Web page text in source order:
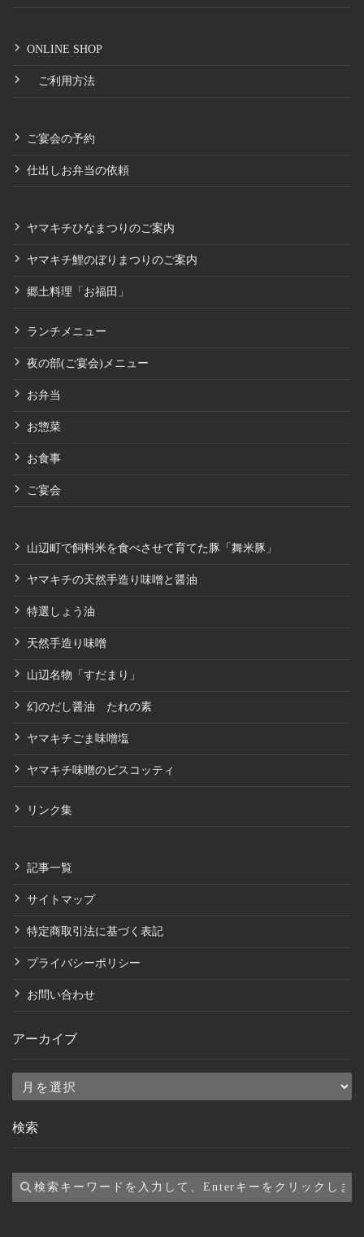
ONLINE SHOP
ご利用方法
ご宴会の予約
仕出しお弁当の依頼
ヤマキチひなまつりのご案内
ヤマキチ鯉のぼりまつりのご案内
郷土料理「お福田」
ランチメニュー
夜の部(ご宴会)メニュー
お弁当
お惣菜
お食事
ご宴会
山辺町で飼料米を食べさせて育てた豚「舞米豚」
ヤマキチの天然手造り味噌と醤油
特選しょう油
天然手造り味噌
山辺名物「すだまり」
幻のだし醤油 たれの素
ヤマキチごま味噌塩
ヤマキチ味噌のビスコッティ
リンク集
記事一覧
サイトマップ
特定商取引法に基づく表記
プライバシーポリシー
お問い合わせ
アーカイブ
ア
カ
ブ
検索